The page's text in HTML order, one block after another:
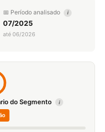
📅 Período analisado i
07/2025
até 06/2026
do Segmento i